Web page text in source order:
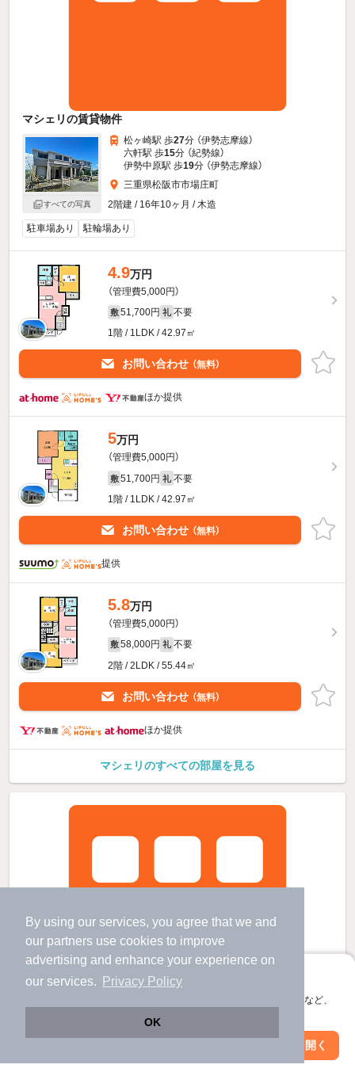
By using our services, you agree that we and
our partners use cookies to improve
advertising and enhance your experience on
our services.
Privacy Policy
OK
アプリに切り替えて、サクサクお部屋探し
会員登録なしですぐ使える。マップ検索やお気に入り保存など、
アプリを開く
マシェリの賃貸物件
すべての写真
松ヶ崎駅 歩27分 （伊勢志摩線）
六軒駅 歩15分 （紀勢線）
伊勢中原駅 歩19分 （伊勢志摩線）
三重県松阪市市場庄町
2階建 / 16年10ヶ月 / 木造
駐車場あり 駐輪場あり
4.9万円
（管理費5,000円）
敷 51,700円 礼 不要
1階 / 1LDK / 42.97㎡
お問い合わせ （無料）
ほか提供
5万円
（管理費5,000円）
敷 51,700円 礼 不要
1階 / 1LDK / 42.97㎡
お問い合わせ （無料）
提供
5.8万円
（管理費5,000円）
敷 58,000円 礼 不要
2階 / 2LDK / 55.44㎡
お問い合わせ （無料）
ほか提供
マシェリのすべての部屋を見る
絞り込み条件を変更